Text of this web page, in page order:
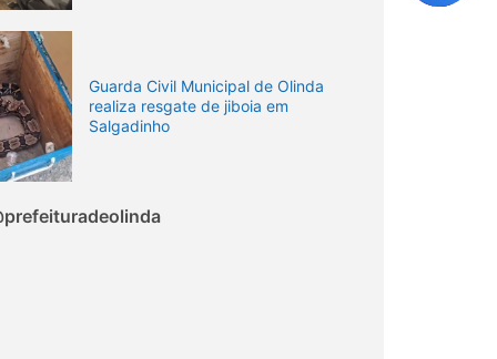
Guarda Civil Municipal de Olinda
realiza resgate de jiboia em
Salgadinho